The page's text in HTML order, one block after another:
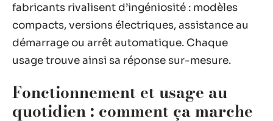
fabricants rivalisent d’ingéniosité : modèles
compacts, versions électriques, assistance au
démarrage ou arrêt automatique. Chaque
usage trouve ainsi sa réponse sur-mesure.
Fonctionnement et usage au
quotidien : comment ça marche